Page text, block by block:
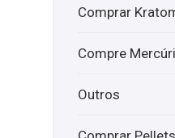
Comprar
Compre
Outros